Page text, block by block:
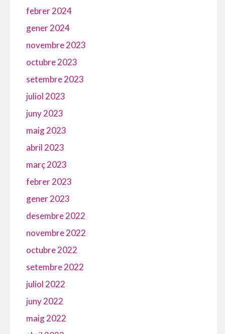
febrer 2024
gener 2024
novembre 2023
octubre 2023
setembre 2023
juliol 2023
juny 2023
maig 2023
abril 2023
març 2023
febrer 2023
gener 2023
desembre 2022
novembre 2022
octubre 2022
setembre 2022
juliol 2022
juny 2022
maig 2022